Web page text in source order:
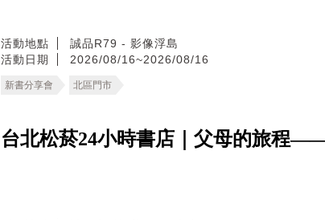
活動地點
誠品R79 - 影像浮島
活動日期
2026/08/16~2026/08/16
新書分享會 北區門市
台北松菸24小時書店｜父母的旅程